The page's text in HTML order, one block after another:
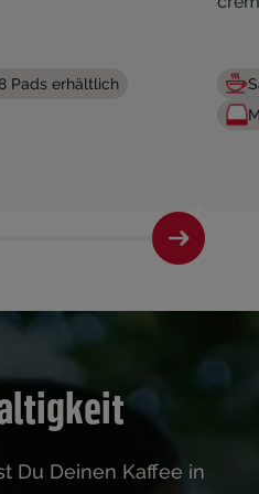
Pads erhältlich
Du Deinen Kaffee in